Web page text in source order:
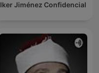
Iker Jiménez Confidencial